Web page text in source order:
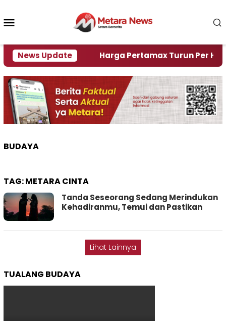
konten
News Update
Krisi Air Harga Pertamax Turun Per Hari Ini,
BUDAYA
TAG:METARA CINTA
Tanda Seseorang Sedang Merindukan
Kehadiranmu, Temui dan Pastikan
Lihat Lainnya
TUALANG BUDAYA